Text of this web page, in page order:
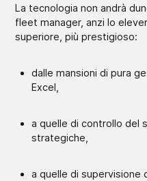
La tecnologia non andrà
fleet manager, anzi lo
superiore, più prestigioso:
dalle mansioni di pura
Excel,
a quelle di controllo del
strategiche,
a quelle di supervisione